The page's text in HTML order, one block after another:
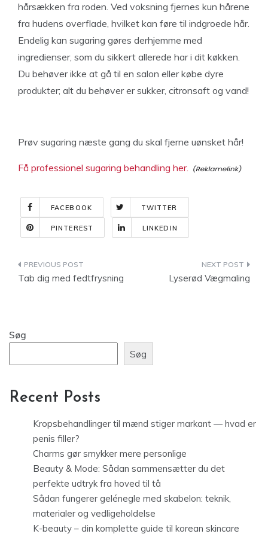
hårsækken fra roden. Ved voksning fjernes kun hårene
fra hudens overflade, hvilket kan føre til indgroede hår.
Endelig kan sugaring gøres derhjemme med
ingredienser, som du sikkert allerede har i dit køkken.
Du behøver ikke at gå til en salon eller købe dyre
produkter; alt du behøver er sukker, citronsaft og vand!
Prøv sugaring næste gang du skal fjerne uønsket hår!
Få professionel sugaring behandling her.
FACEBOOK TWITTER
PINTEREST LINKEDIN
Indlægsnavigation
Tab dig med fedtfrysning Lyserød Vægmaling
Søg
Søg
Recent Posts
Kropsbehandlinger til mænd stiger markant — hvad er
penis filler?
Charms gør smykker mere personlige
Beauty & Mode: Sådan sammensætter du det
perfekte udtryk fra hoved til tå
Sådan fungerer gelénegle med skabelon: teknik,
materialer og vedligeholdelse
K-beauty – din komplette guide til korean skincare